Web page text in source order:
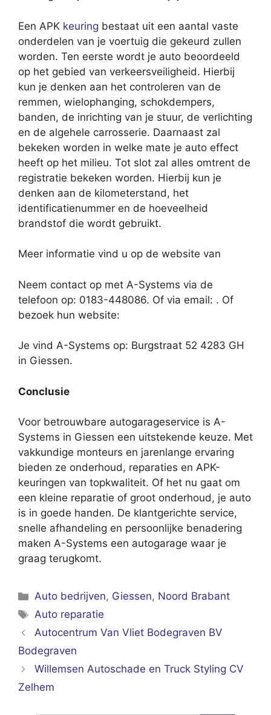
Een APK keuring bestaat uit een aantal vaste
onderdelen van je voertuig die gekeurd zullen
worden. Ten eerste wordt je auto beoordeeld
op het gebied van verkeersveiligheid. Hierbij
kun je denken aan het controleren van de
remmen, wielophanging, schokdempers,
banden, de inrichting van je stuur, de verlichting
en de algehele carrosserie. Daarnaast zal
bekeken worden in welke mate je auto effect
heeft op het milieu. Tot slot zal alles omtrent de
registratie bekeken worden. Hierbij kun je
denken aan de kilometerstand, het
identificatienummer en de hoeveelheid
brandstof die wordt gebruikt.
Meer informatie vind u op de website van
Neem contact op met A-Systems via de
telefoon op: 0183-448086. Of via email: . Of
bezoek hun website:
Je vind A-Systems op: Burgstraat 52 4283 GH
in Giessen.
Conclusie
Voor betrouwbare autogarageservice is A-
Systems in Giessen een uitstekende keuze. Met
vakkundige monteurs en jarenlange ervaring
bieden ze onderhoud, reparaties en APK-
keuringen van topkwaliteit. Of het nu gaat om
een kleine reparatie of groot onderhoud, je auto
is in goede handen. De klantgerichte service,
snelle afhandeling en persoonlijke benadering
maken A-Systems een autogarage waar je
graag terugkomt.
Categorieën
Auto bedrijven, Giessen, Noord Brabant
Tags
Auto reparatie
Autocentrum Van Vliet Bodegraven BV
Bodegraven
Willemsen Autoschade en Truck Styling CV
Zelhem